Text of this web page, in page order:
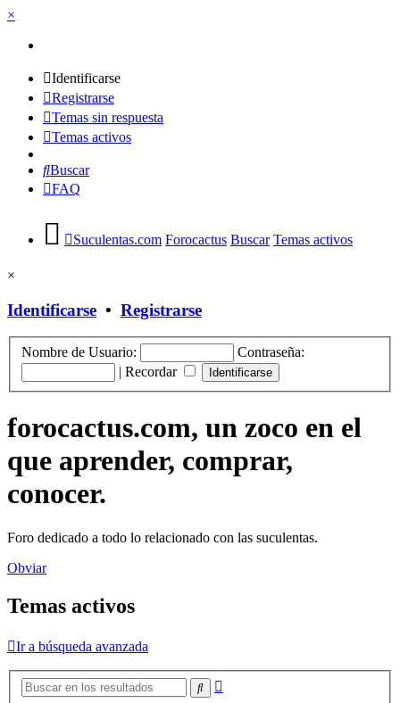
×
Identificarse
Registrarse
Temas sin respuesta
Temas activos
Buscar
FAQ
Suculentas.com Forocactus Buscar Temas activos
×
Identificarse • Registrarse
Nombre de Usuario:
Contraseña:
| Recordar
forocactus.com, un zoco en el
que aprender, comprar,
conocer.
Foro dedicado a todo lo relacionado con las suculentas.
Obviar
Temas activos
Ir a búsqueda avanzada
Buscar